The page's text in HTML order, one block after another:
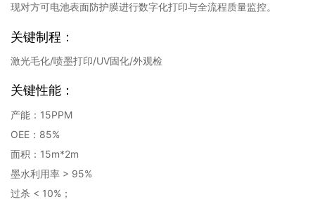
现对方可电池表面防护膜进行数字化打印与全流程质量监控。
关键制程：
激光毛化/喷墨打印/UV固化/外观检
关键性能：
产能：15PPM
OEE：85%
面积：15m*2m
墨水利用率 > 95%
过杀 < 10%；